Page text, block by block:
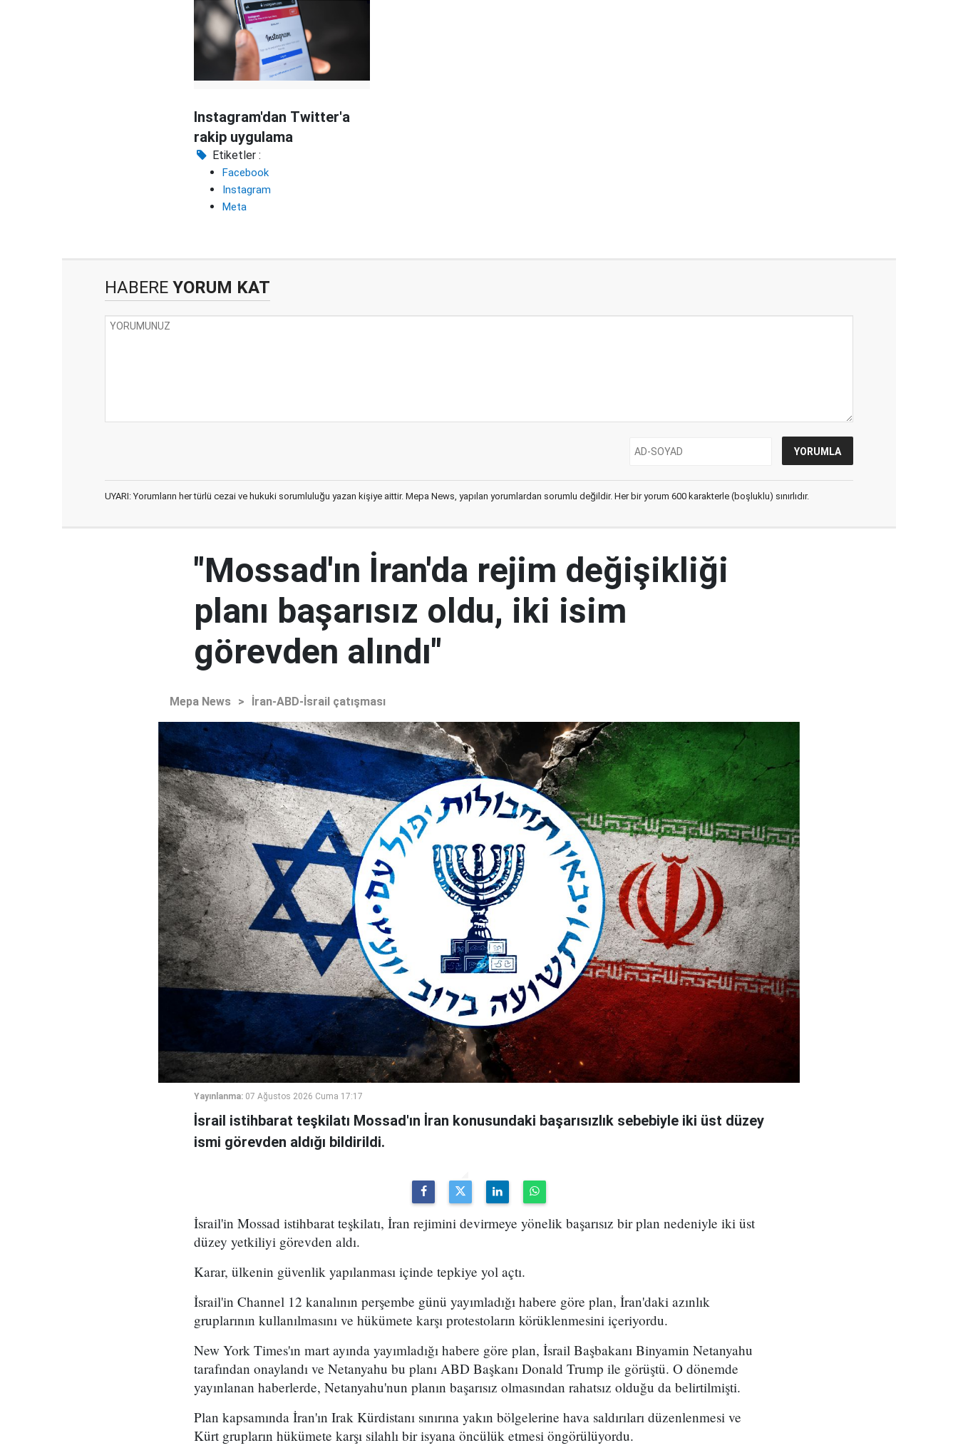
Instagram'dan Twitter'a
rakip uygulama
Etiketler :
Facebook
Instagram
Meta
HABERE YORUM KAT
UYARI: Yorumların her türlü cezai ve hukuki sorumluluğu yazan kişiye aittir. Mepa News, yapılan yorumlardan sorumlu değildir. Her bir yorum 600 karakterle (boşluklu) sınırlıdır.
"Mossad'ın İran'da rejim değişikliği
planı başarısız oldu, iki isim
görevden alındı"
Mepa News > İran-ABD-İsrail çatışması
Yayınlanma: 07 Ağustos 2026 Cuma 17:17
İsrail istihbarat teşkilatı Mossad'ın İran konusundaki başarısızlık sebebiyle iki üst düzey
ismi görevden aldığı bildirildi.
İsrail'in Mossad istihbarat teşkilatı, İran rejimini devirmeye yönelik başarısız bir plan nedeniyle iki üst
düzey yetkiliyi görevden aldı.
Karar, ülkenin güvenlik yapılanması içinde tepkiye yol açtı.
İsrail'in Channel 12 kanalının perşembe günü yayımladığı habere göre plan, İran'daki azınlık
gruplarının kullanılmasını ve hükümete karşı protestoların körüklenmesini içeriyordu.
New York Times'ın mart ayında yayımladığı habere göre plan, İsrail Başbakanı Binyamin Netanyahu
tarafından onaylandı ve Netanyahu bu planı ABD Başkanı Donald Trump ile görüştü. O dönemde
yayınlanan haberlerde, Netanyahu'nun planın başarısız olmasından rahatsız olduğu da belirtilmişti.
Plan kapsamında İran'ın Irak Kürdistanı sınırına yakın bölgelerine hava saldırıları düzenlenmesi ve
Kürt grupların hükümete karşı silahlı bir isyana öncülük etmesi öngörülüyordu.